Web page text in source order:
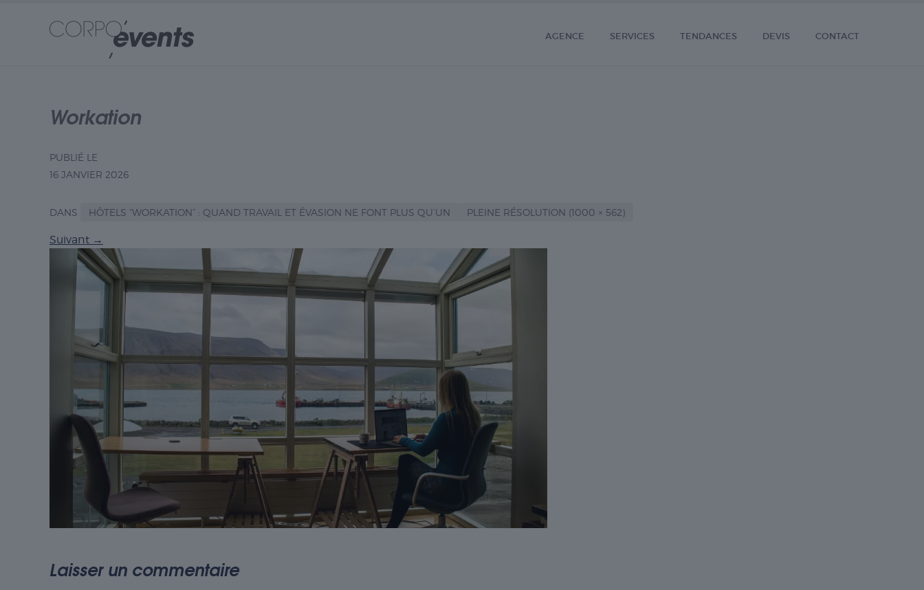
AGENCE SERVICES TENDANCES DEVIS CONTACT
Workation
PUBLIÉ LE
16 JANVIER 2026
DANS HÔTELS “WORKATION” : QUAND TRAVAIL ET ÉVASION NE FONT PLUS QU’UN PLEINE RÉSOLUTION (1000 × 562)
Suivant →
Laisser un commentaire